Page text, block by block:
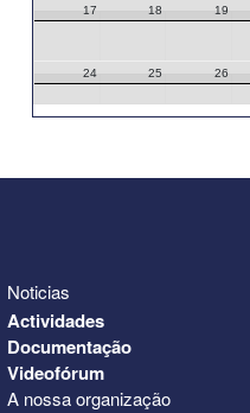
17 18 19
24 25 26
Noticias
Actividades
Documentação
Videofórum
A nossa organização